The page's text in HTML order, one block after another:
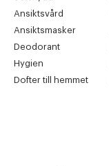
Ansiktsvård
Ansiktsmasker
Deodorant
Hygien
Dofter till hemmet